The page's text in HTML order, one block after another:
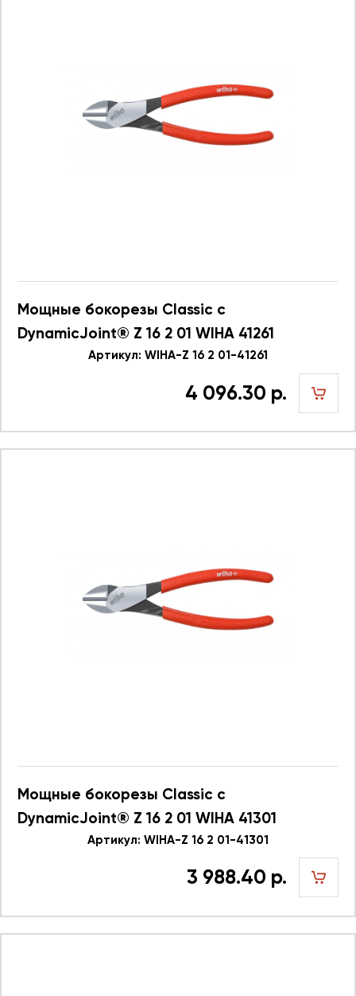
Мощные бокорезы Classic с
DynamicJoint® Z 16 2 01 WIHA 41261
Артикул: WIHA-Z 16 2 01-41261
4 096.30 р.
Мощные бокорезы Classic с
DynamicJoint® Z 16 2 01 WIHA 41301
Артикул: WIHA-Z 16 2 01-41301
3 988.40 р.